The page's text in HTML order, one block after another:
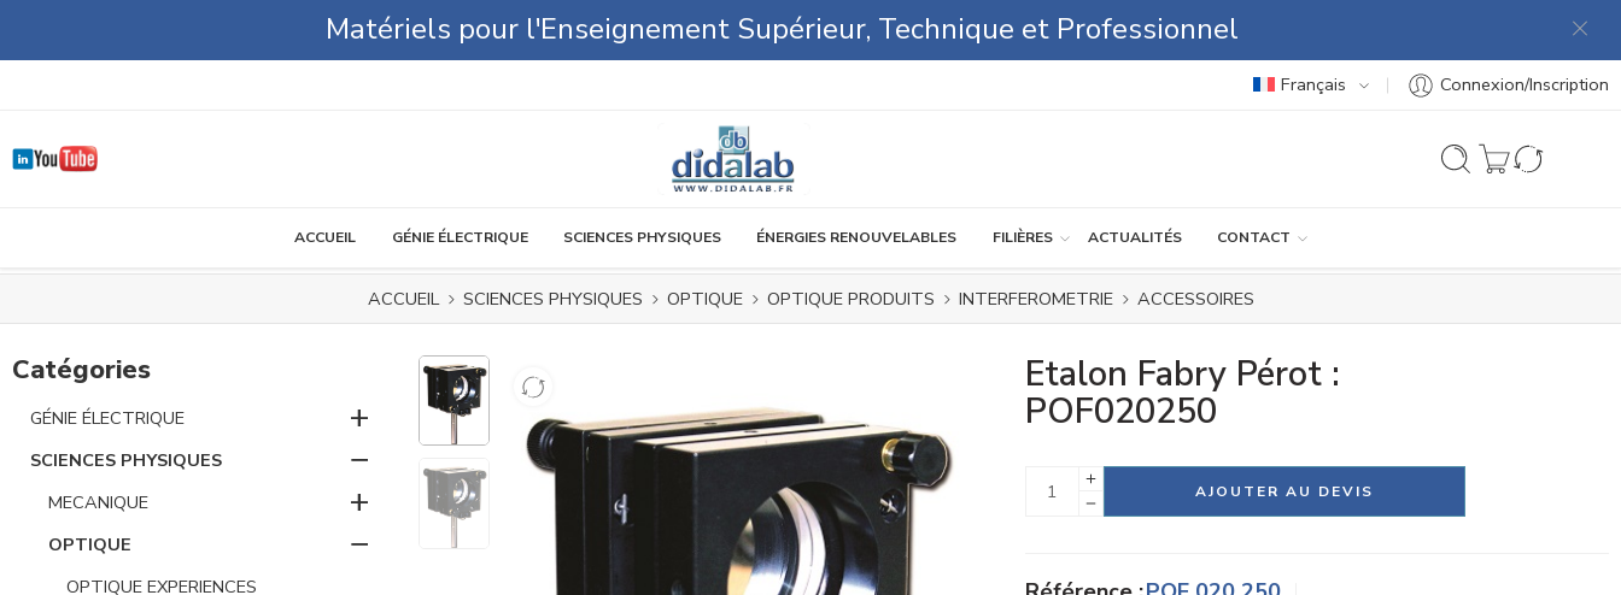
Matériels pour l'Enseignement Supérieur, Technique et Professionnel
Français Connexion/Inscription
ACCUEIL GÉNIE ÉLECTRIQUE SCIENCES PHYSIQUES ÉNERGIES RENOUVELABLES FILIÈRES ACTUALITÉS CONTACT
ACCUEIL SCIENCES PHYSIQUES OPTIQUE OPTIQUE PRODUITS INTERFEROMETRIE ACCESSOIRES
Etalon Fabry Pérot :
POF020250
AJOUTER AU DEVIS
Alternative:
Catégories
GÉNIE ÉLECTRIQUE +
SCIENCES PHYSIQUES −
MECANIQUE +
OPTIQUE −
OPTIQUE EXPERIENCES